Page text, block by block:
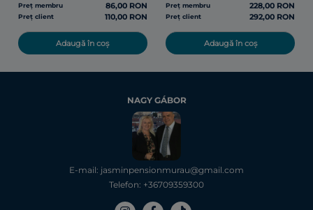
Preț membru 86,00 RON
Preț client 110,00 RON
Adaugă în coș
Preț membru 228,00 RON
Preț client 292,00 RON
Adaugă în coș
NAGY GÁBOR
E-mail: jasminpensionmurau@gmail.com
Telefon: +36709359300